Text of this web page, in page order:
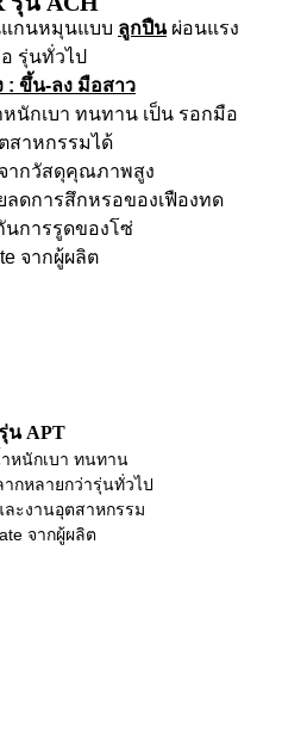
กนหมุนแบบ ลูกปืนผ่อนแรง
รุ่นทั่วไป
: ขึ้น-ลง มือสาว
นักเบา ทนทาน เป็น รอกมือ
สาหกรรมได้
ากวัสดุคุณภาพสูง
ลดการสึกหรอของเฟืองทด
นการรูดของโซ่
จากผู้ผลิต
น APT
หนักเบา ทนทาน
กหลายกว่ารุ่นทั่วไป
ละงานอุตสาหกรรม
จากผู้ผลิต